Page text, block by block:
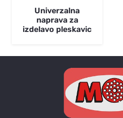
Univerzalna
naprava za
izdelavo pleskavic